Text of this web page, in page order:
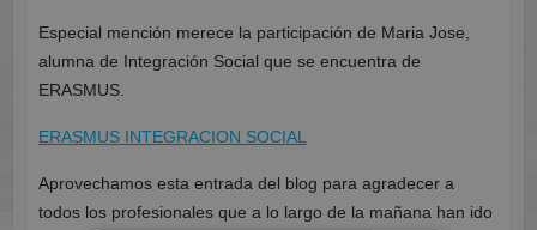
Especial mención merece la participación de Maria Jose,
alumna de Integración Social que se encuentra de
ERASMUS.
ERASMUS INTEGRACION SOCIAL
Aprovechamos esta entrada del blog para agradecer a
todos los profesionales que a lo largo de la mañana han ido